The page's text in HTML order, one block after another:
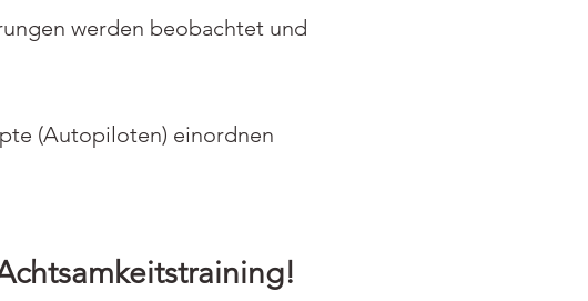
werden beobachtet und
(Autopiloten) einordnen